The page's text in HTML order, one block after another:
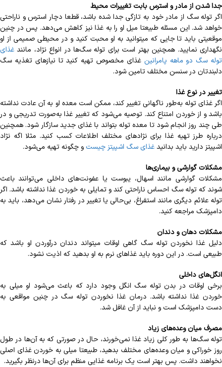
جدا شدن از مادر و استرس بابت تغییرات محیط
اگر توله سگ از مادر خود به تازگی جدا شده باشد، قطعا دچار استرس و ناراحتی
خواهد شد. این مسئله طبیعتا میل او را به غذا نیز کاهش می‌دهد. پس در چنین
موقعیتی باید تا جایی که می‎توانید به او محبت کنید و در محیطی صمیمی از او
نگهداری نمایید. همچنین بهتر است برای توله سگ‌ها در انواع نژاد، مانند غذای
توله سگ دو ماهه پامرانین غذای مخصوص تهیه کنید تا نیازهای تغذیه سگ
دلبندتان در سنسن مختلف تامین شود.
تغییر در نوع غذا
اگر غذای توله به‌طور ناگهانی تغییر کند، ممکن است معده او به آن عادت نداشته
باشد و از خوردن امتناع کند. توصیه می‌شود که تغییر غذا به‌صورت تدریجی و در
طی چند روز انجام شود تا معده توله بتواند با غذای جدید سازگار شود. همچنین
درباره طرز تهیه غذا برای نژادهای مختلف اطلاعات کسب کنید. مثلا اگه نژاد
اشپیتز دارید باید بدانیدغذای سگ اشپیتز چیست و چگونه تهیه می‌شود.
مشکلات گوارشی و بیماری‌ها
مشکلات گوارشی مانند اسهال، یبوست یا عفونت‌های داخلی می‌توانند باعث
شوند که توله سگ احساس ناراحتی کند و تمایلی به خوردن غذا نداشته باشد. اگر
توله علائم دیگری مانند استفراغ، بی‌حالی یا تغییر در رفتار نشان می‌دهد، باید به
دامپزشک مراجعه کنید.
مشکلات دهان و دندان
دلیل غذا نخوردن توله سگ گاهی اوقات می‎تواند دندان درآوردن او باشد که
طبیعی است. در این دوره باید غذاهای نرم به او بدهید که اذیت نشود.
انگل‌های داخلی
برخی اوقات در بدن توله سگ انگل وجود دارد که باعث می‌‎شود او میلی به
خوردن غذا نداشته باشد. درمان غذا نخوردن توله سگ در چنین مواقعی به
دست دامپزشک است و نباید از آن غافل شد.
مصرف میان وعده‌های زیاد
توله سگ‌‏ها به طور کلی زیاد غذا نمی‏‌خورند، حال در صورتی که به آن‌ها در طول
روز خوراکی و میان وعده‌‎های مختلف بدهید، طبیعتا میلی به خوردن غذای اصلی
نخواهند داشت. پس بهتر است یک برنامه غذایی منظم برای آن‎‌‌ها درنظر بگیرید.